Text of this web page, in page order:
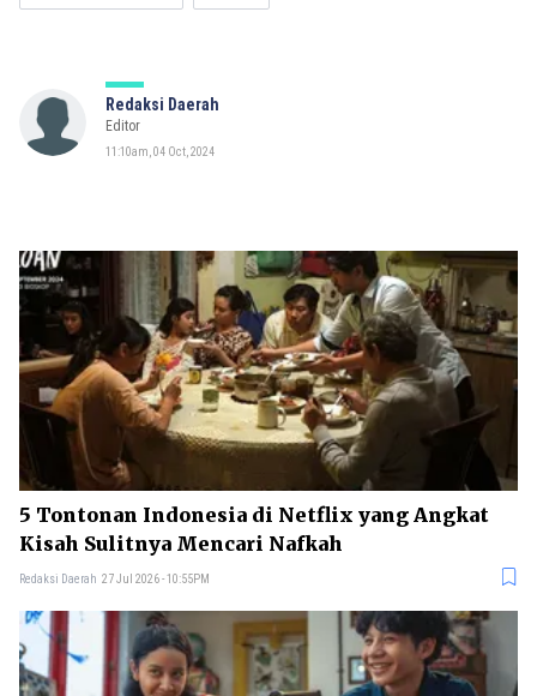
Redaksi Daerah
Editor
11:10am, 04 Oct, 2024
5 Tontonan Indonesia di Netflix yang Angkat
Kisah Sulitnya Mencari Nafkah
Redaksi Daerah 27 Jul 2026 - 10:55PM